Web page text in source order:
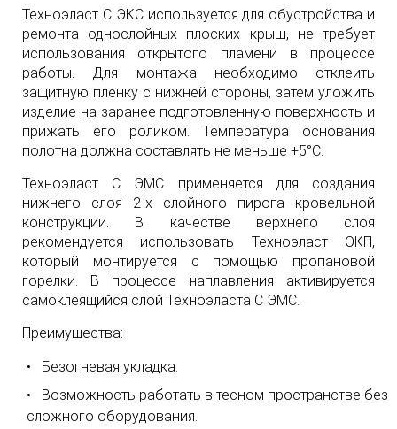
Техноэласт С ЭКС используется для обустройства и
ремонта однослойных плоских крыш, не требует
использования открытого пламени в процессе
работы. Для монтажа необходимо отклеить
защитную пленку с нижней стороны, затем уложить
изделие на заранее подготовленную поверхность и
прижать его роликом. Температура основания
полотна должна составлять не меньше +5°С.
Техноэласт С ЭМС применяется для создания
нижнего слоя 2-х слойного пирога кровельной
конструкции. В качестве верхнего слоя
рекомендуется использовать Техноэласт ЭКП,
который монтируется с помощью пропановой
горелки. В процессе наплавления активируется
самоклеящийся слой Техноэласта С ЭМС.
Преимущества:
Безогневая укладка.
Возможность работать в тесном пространстве без
сложного оборудования.